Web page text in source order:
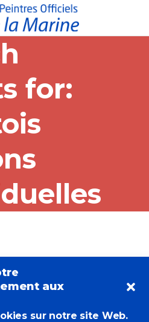
aux
sur notre site Web.
for: